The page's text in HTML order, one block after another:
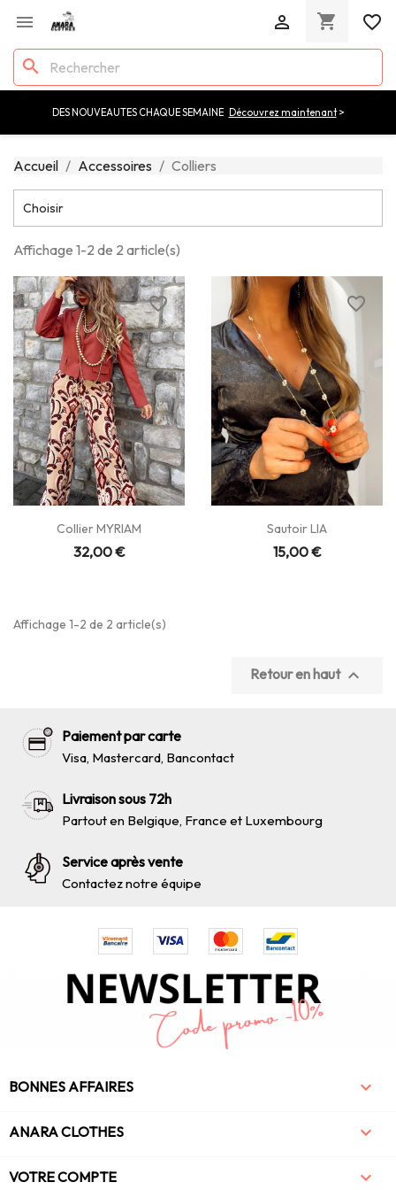
 favorite_border
shopping_cart

search
DES NOUVEAUTES CHAQUE SEMAINE Découvrez maintenant>
Accueil Accessoires Colliers
Choisir
Affichage 1-2 de 2 article(s)
Collier MYRIAM
32,00 €
favorite_border
Sautoir LIA
15,00 €
favorite_border
Affichage 1-2 de 2 article(s)
Retour en haut 
Paiement par carte
Visa, Mastercard, Bancontact
Livraison sous 72h
Partout en Belgique, France et Luxembourg
Service après vente
Contactez notre équipe
BONNES AFFAIRES 
ANARA CLOTHES 
VOTRE COMPTE 